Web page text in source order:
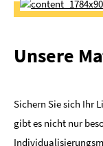
Unsere
Sichern Sie sich Ihr
gibt es nicht nur